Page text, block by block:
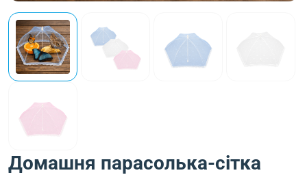
Домашня парасолька-сітка